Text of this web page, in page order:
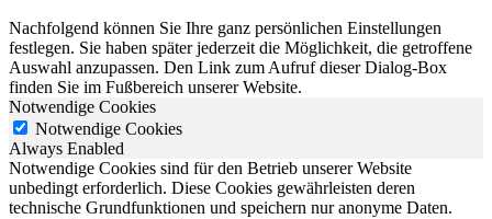
Nachfolgend können Sie Ihre ganz persönlichen Einstellungen
festlegen. Sie haben später jederzeit die Möglichkeit, die getroffene
Auswahl anzupassen. Den Link zum Aufruf dieser Dialog-Box
finden Sie im Fußbereich unserer Website.
Notwendige Cookies
Notwendige Cookies
Always Enabled
Notwendige Cookies sind für den Betrieb unserer Website
unbedingt erforderlich. Diese Cookies gewährleisten deren
technische Grundfunktionen und speichern nur anonyme Daten.